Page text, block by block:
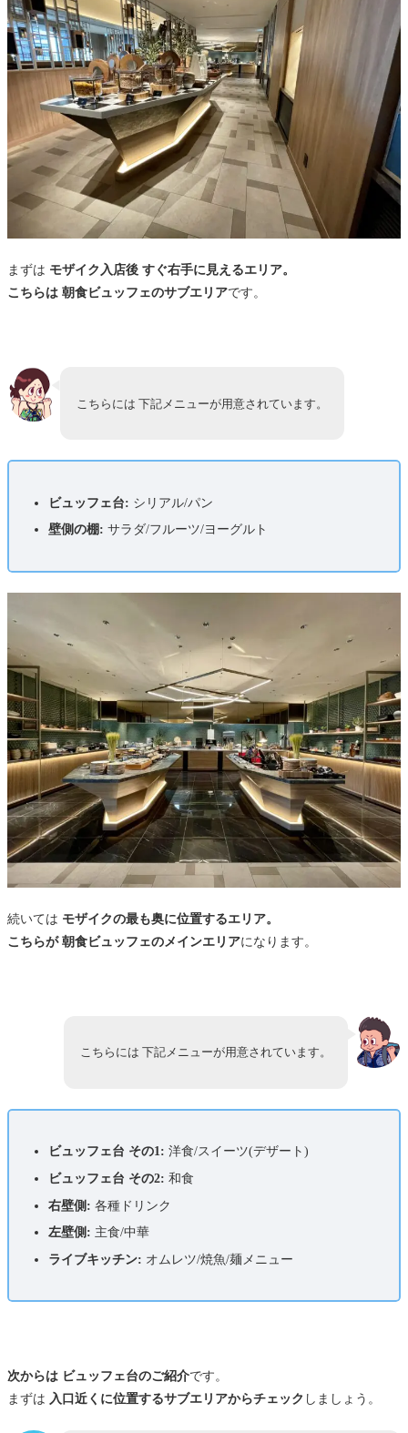
まずは モザイク入店後 すぐ右手に見えるエリア。
こちらは 朝食ビュッフェのサブエリアです。
こちらには 下記メニューが用意されています。
ビュッフェ台: シリアル/パン
壁側の棚: サラダ/フルーツ/ヨーグルト
続いては モザイクの最も奥に位置するエリア。
こちらが 朝食ビュッフェのメインエリアになります。
こちらには 下記メニューが用意されています。
ビュッフェ台 その1: 洋食/スイーツ(デザート)
ビュッフェ台 その2: 和食
右壁側: 各種ドリンク
左壁側: 主食/中華
ライブキッチン: オムレツ/焼魚/麺メニュー
次からは ビュッフェ台のご紹介です。
まずは 入口近くに位置するサブエリアからチェック しましょう。